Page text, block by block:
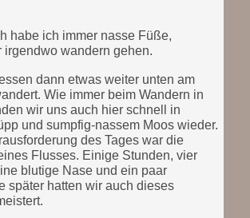
habe ich immer nasse Füße,
irgendwo wandern gehen.
dann etwas weiter unten am
Wie immer beim Wandern in
wir uns auch hier schnell in
und sumpfig-nassem Moos wieder.
des Tages war die
Flusses. Einige Stunden, vier
blutige Nase und ein paar
später hatten wir auch dieses